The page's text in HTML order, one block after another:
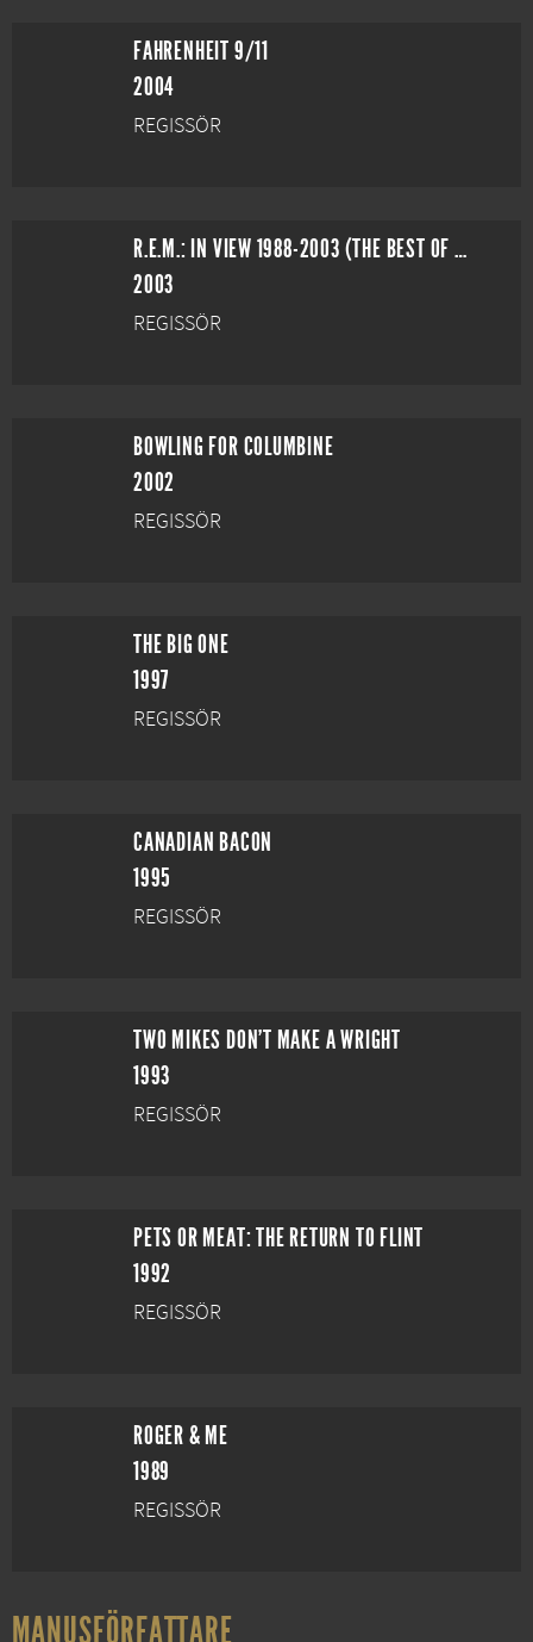
FAHRENHEIT 9/11
2004
REGISSÖR
R.E.M.: IN VIEW 1988-2003 (THE BEST OF R.E.M.)
2003
REGISSÖR
BOWLING FOR COLUMBINE
2002
REGISSÖR
THE BIG ONE
1997
REGISSÖR
CANADIAN BACON
1995
REGISSÖR
TWO MIKES DON'T MAKE A WRIGHT
1993
REGISSÖR
PETS OR MEAT: THE RETURN TO FLINT
1992
REGISSÖR
ROGER & ME
1989
REGISSÖR
MANUSFÖRFATTARE